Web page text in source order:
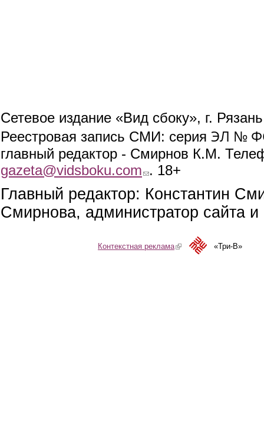
Сетевое издание «Вид сбоку», г.
Реестровая запись СМИ: серия ЭЛ №
главный редактор - Смирнов К.М.
gazeta@vidsboku.com (link sends e-mail)
. 18+
Главный редактор: Константин
Смирнова, администратор сайта
Контекстная реклама(link is external)«Три-В»